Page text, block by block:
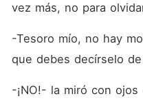
vez más, no para
-Tesoro mío, no hay
que debes decírselo
-¡NO!- la miró con